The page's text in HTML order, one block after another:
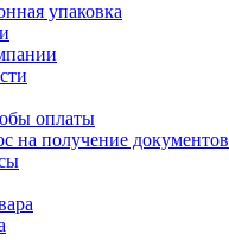
упаковка
оплаты
на получение документов